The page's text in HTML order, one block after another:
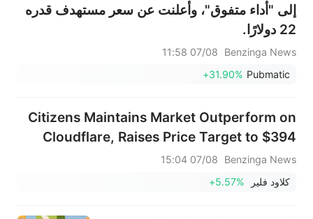
إلى "أداء متفوق"، وأعلنت عن سعر مستهدف قدره
22 دولارًا.
Benzinga News
07/08 11:58
Pubmatic
+31.90%
Citizens Maintains Market Outperform on
Cloudflare, Raises Price Target to $394
Benzinga News
07/08 15:04
كلاود فلير
+5.57%